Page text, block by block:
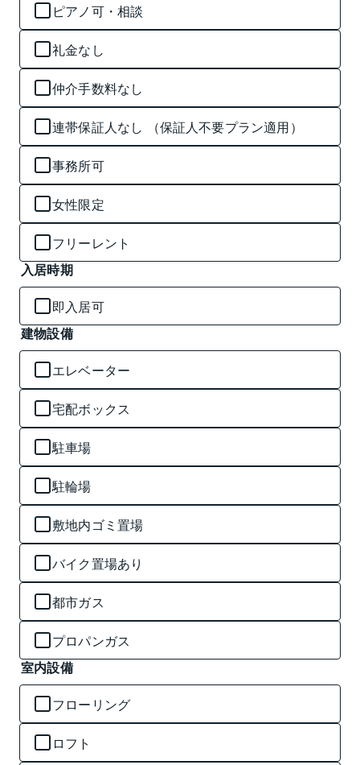
ピアノ可・相談
礼金なし
仲介手数料なし
連帯保証人なし （保証人不要プラン適用）
事務所可
女性限定
フリーレント
入居時期
即入居可
建物設備
エレベーター
宅配ボックス
駐車場
駐輪場
敷地内ゴミ置場
バイク置場あり
都市ガス
プロパンガス
室内設備
フローリング
ロフト